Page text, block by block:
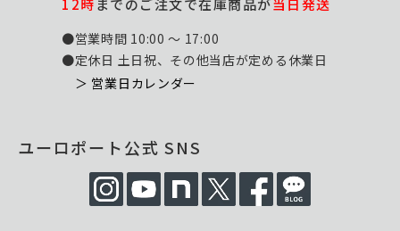
12時までのご注文で在庫商品が当日発送
●営業時間 10:00 ～ 17:00
●定休日 土日祝、その他当店が定める休業日
＞ 営業日カレンダー
ユーロポート公式 SNS